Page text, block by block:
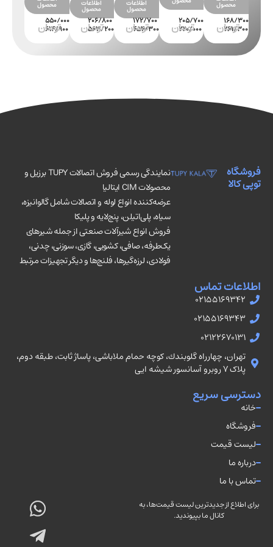
محصول اطلاعات
محصول
اطلاعات
محصول محصول
فروشگاه
توپی کالا
نمایندگی رسمی فروش اتصالات TUPY برزیل و
محصولات CIM ایتالیا
عرضه‌کننده انواع لوله و اتصالات شامل گالوانیزه،
سیاه، پلی‌اتیلن، پنج‌لایه و پلیکا
فروش انواع شیرآلات صنعتی از جمله شیرهای
یک‌طرفه، صافی، کشویی، گازی، سوزنی، چدنی،
فولادی، لرزه‌گیرها، فلنج‌ها و دیگر تجهیزات مرتبط
دسترسی سریع
خانه
فروشگاه
لیست قیمت
درباره ما
تماس با ما
اطلاعات تماس
02155169342
02155169343
02122670131
تهران، چهارراه گلوبندك، كوچه حمام ملاباشى، پاساژ ثابت، طبقه دوم،
پلاک ۷ روبرو آسانسور شيشه ايى
برای اطلاع از جدیدترین لیست قیمت‌ها، به
کانال ما بپیوندید.